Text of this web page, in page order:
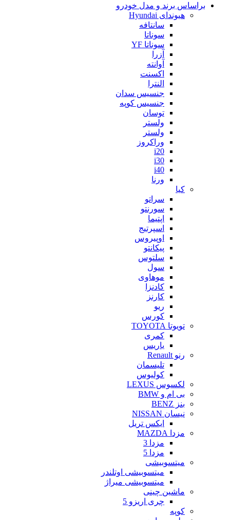
براساس برند و مدل خودرو
هیوندای Hyundai
سانتافه
سوناتا
سوناتا YF
آزرا
آوانته
اکسنت
النترا
جنسیس سدان
جنسیس کوپه
توسان
ولستر
ولستر
وراکروز
i20
i30
i40
ورنا
کیا
سراتو
سورنتو
اپتیما
اسپرتیج
اوپیروس
پیکانتو
سلتوس
سول
موهاوی
کادنزا
کارنز
ریو
کورس
تویوتا TOYOTA
کمری
یاریس
رنو Renault
تلیسمان
کولیوس
لکسوس LEXUS
بی ام و BMW
بنز BENZ
نیسان NISSAN
ایکس تریل
مزدا MAZDA
مزدا 3
مزدا 5
میتسوبیشی
میتسوبیشی اوتلندر
میتسوبیشی میراژ
ماشین چینی
چری اریزو 5
کوپه